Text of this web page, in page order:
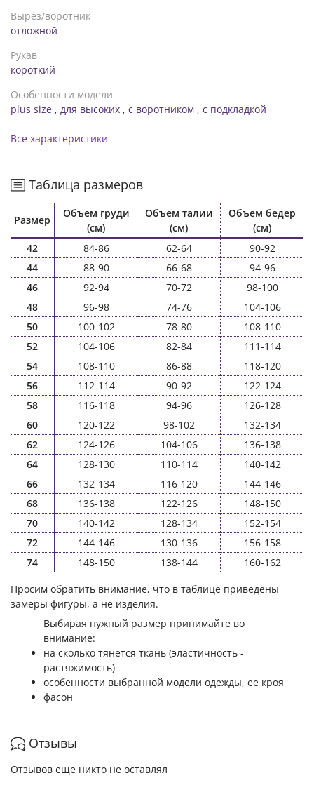
Вырез/воротник
отложной
Рукав
короткий
Особенности модели
plus size , для высоких , с воротником , с подкладкой
Все характеристики
Таблица размеров
Размер
Объем груди
(см)
Объем талии
(см)
Объем бедер
(см)
42
84-86 62-64
90-92
44
88-90 66-68
94-96
46
92-94 70-72
98-100
48
96-98 74-76
104-106
50
100-102 78-80
108-110
52
104-106 82-84
111-114
54
108-110 86-88
118-120
56
112-114 90-92
122-124
58
116-118 94-96
126-128
60
120-122 98-102
132-134
62
124-126 104-106
136-138
64
128-130 110-114
140-142
66
132-134 116-120
144-146
68
136-138 122-126
148-150
70
140-142 128-134
152-154
72
144-146 130-136
156-158
74
148-150 138-144
160-162
Просим обратить внимание, что в таблице приведены
замеры фигуры, а не изделия.
Выбирая нужный размер принимайте во
внимание:
на сколько тянется ткань (эластичность -
растяжимость)
особенности выбранной модели одежды, ее кроя
фасон
Отзывы
Отзывов еще никто не оставлял